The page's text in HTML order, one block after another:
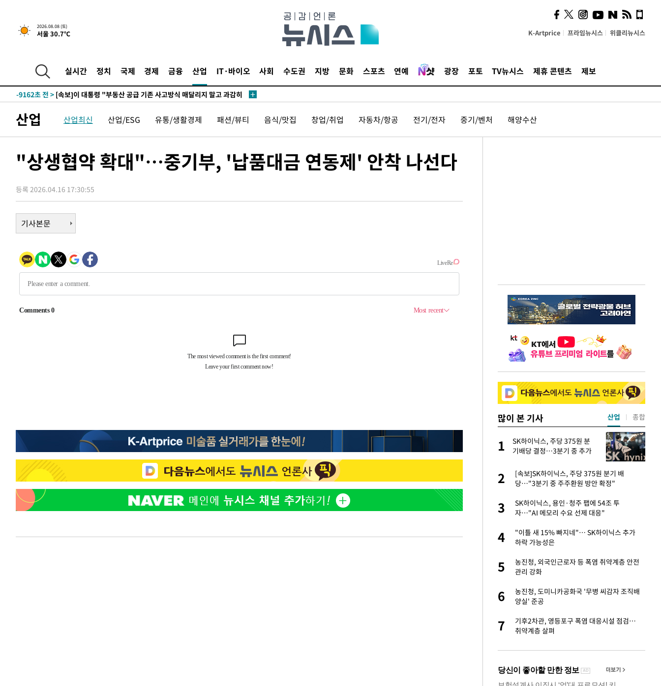
2026.08.08 (토)
서울 30.7℃ K-Artprice 프라임뉴시스 위클리뉴시스
실시간 정치 국제 경제 금융 산업 IT·바이오 사회 수도권 지방 문화 스포츠 연예 광장 포토 TV뉴시스 제휴 콘텐츠 제보
3시간 전 >[속보]규제합리화위원회 부위원장에 김태유 서울대 공대 교수…이병태
후임
-16712초 전 >이강인, 폭염 속 AT마드리드 첫 훈련…80명 식사 대접까지(종합)
하향수정 (2보)
-13299초 전 >
[속보] 미 사업체, 일자리 7월에 2.3만 개 줄어…실업률은 4.1%로
-9162초 전 >
실천"
-8247초 전 > 이란, "오만과 '중앙 단일 루트' 합의…북쪽 인바운드·남쪽 아웃바운
3분 전 > [속보]이 대통령, '호우피해' 안동·의성 관할 4개 면 특별재난지역 선포
4분 전 >[단독]중수청 지원 검사들, 정원 초과 시 낮은 계급 임용…희망지 못 갈 수
1시간 전 >SK하이닉스, 용인·청주 팹에 54조 투자…"AI 메모리 수요 선제 대응"
2시간 전 >외국인 심판 성 접대 7경기 들여다보니…한국 축구 '5승 2무'
2시간 전 >[속보]코스닥, 2.86포인트(0.36%) 내린 798.81마감
2시간 전 >[속보]코스피, 6200선 약보합…0.60% 내린 6258.77에 마쳐
2시간 전 >[속보]원·달러 환율, 7.7원 내린 1416.1원 마감
3시간 전 > [속보]종합특검, '계엄 수용공간 확보' 신용해 前교정본부장 기소
3시간 전 >외신들도 주목한 韓축구 파문…"국민적 공분에 수사 재개"
3시간 전 >11시간 압수수색에 성접대 파문까지…'쑥대밭' 된 축구협회
후임
-16712초 전 >
[속보] 미 사업체, 일자리 7월에 2.3만 개 줄어…실업률은 4.1%로
[속보]이 대통령 "부동산 공급 기존 사고방식 매달리지 말고 과감히
이란, "오만과 '중앙 단일 루트' 합의…북쪽 인바운드·남쪽 아웃바운
1시간 전 >
SK하이닉스, 용인·청주 팹에 54조 투자…"AI 메모리 수요 선제 대응"
1시간 전 >여자배구 이재영·이다영 자매, 아제르바이잔 투란VC 입단
2시간 전 >외국인 심판 성 접대 7경기 들여다보니…한국 축구 '5승 2무'
2시간 전 >[속보]코스닥, 2.86포인트(0.36%) 내린 798.81마감
2시간 전 > [속보]코스피, 6200선 약보합…0.60% 내린 6258.77에 마쳐
2시간 전 >
[속보]원·달러 환율, 7.7원 내린 1416.1원 마감
3시간 전 >[속보]종합특검, '계엄 수용공간 확보' 신용해 前교정본부장 기소
산업 산업최신 산업/ESG 유통/생활경제 패션/뷰티 음식/맛집 창업/취업 자동차/항공 전기/전자 중기/벤처 해양수산
"상생협약 확대"…중기부, '납품대금 연동제' 안착 나선다
등록 2026.04.16 17:30:55
기사본문
많이 본 기사
홍서범♥조갑경, 아들 불륜 사
과 후 근황…밝은 미소
2
국 축구 '5승 2무'
3
SK하이닉스, 주당 375원 분기배당 결정…3
분기 중 추가 주주환원 발표
4
1
SK하이닉스, 주당 375원 분
기배당 결정…3분기 중 추가
2
[속보]SK하이닉스, 주당 375원 분기 배
당…"3분기 중 주주환원 방안 확정"
3
SK하이닉스, 용인·청주 팹에 54조 투
자…"AI 메모리 수요 선제 대응"
4
"이틀 새 15% 빠지네"… SK하이닉스 추가
하락 가능성은
5
농진청, 외국인근로자 등 폭염 취약계층 안전
관리 강화
6
농진청, 도미니카공화국 '무병 씨감자 조직배
양실' 준공
7
기후2차관, 영등포구 폭염 대응시설 점검…
취약계층 살펴
산업 종합